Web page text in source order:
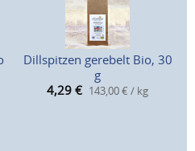
Dillspitzen gerebelt Bio, 30
g
4,29 € 143,00 € / kg